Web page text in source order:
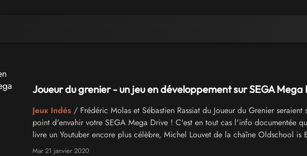
Joueur du grenier - un jeu en développement sur SEGA Mega
Jeux Indés/ Frédéric Molas et Sébastien Rassiat du Joueur du Grenier seraient
point d'envahir votre SEGA Mega Drive ! C'est en tout cas l'info documentée
livre un Youtuber encore plus célèbre, Michel Louvet de la chaîne Oldschool is
!
Mar 21 janvier 2020